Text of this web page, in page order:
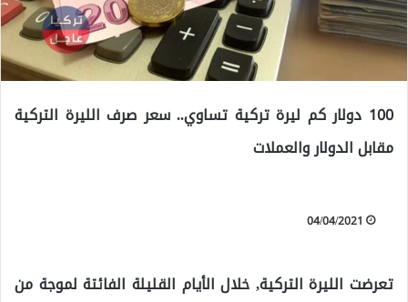
100 دولار كم ليرة تركية تساوي.. سعر صرف الليرة التركية
مقابل الدولار والعملات
04/04/2021
تعرضت الليرة التركية, خلال الأيام القليلة الفائتة لموجة من